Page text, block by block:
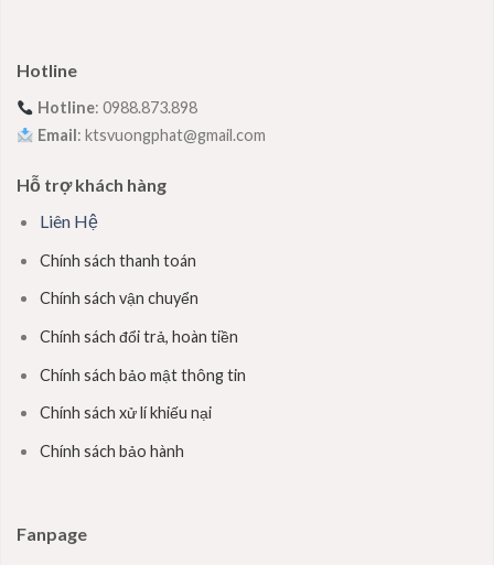
Hotline
Hotline: 0988.873.898
Email : ktsvuongphat@gmail.com
Hỗ trợ khách hàng
Liên Hệ
Chính sách thanh toán
Chính sách vận chuyển
Chính sách đổi trả, hoàn tiền
Chính sách bảo mật thông tin
Chính sách xử lí khiếu nại
Chính sách bảo hành
Fanpage